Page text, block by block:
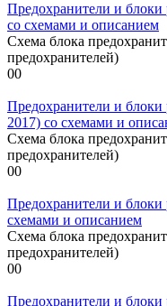
Предохранители и блоки
со схемами и описанием
Схема блока
предохранителей)
00
Предохранители и блоки
2017) со схемами и
Схема блока
предохранителей)
00
Предохранители и блоки
схемами и описанием
Схема блока
предохранителей)
00
Предохранители и блоки